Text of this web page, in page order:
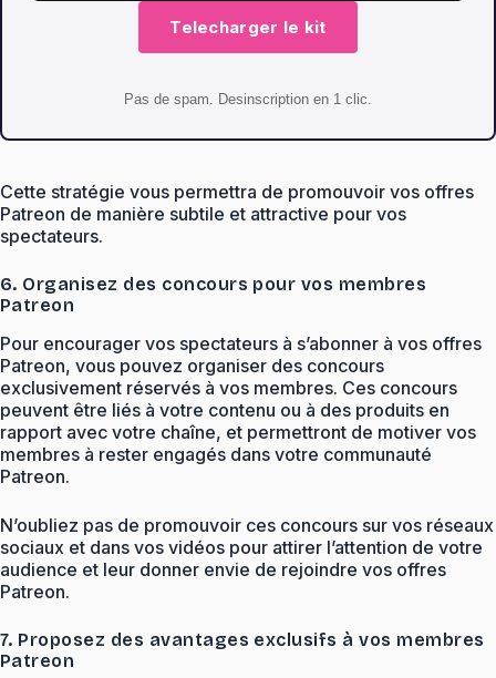
Telecharger le kit
Pas de spam. Desinscription en 1 clic.
Cette stratégie vous permettra de promouvoir vos offres
Patreon de manière subtile et attractive pour vos
spectateurs.
6. Organisez des concours pour vos membres
Patreon
Pour encourager vos spectateurs à s’abonner à vos offres
Patreon, vous pouvez organiser des concours
exclusivement réservés à vos membres. Ces concours
peuvent être liés à votre contenu ou à des produits en
rapport avec votre chaîne, et permettront de motiver vos
membres à rester engagés dans votre communauté
Patreon.
N’oubliez pas de promouvoir ces concours sur vos réseaux
sociaux et dans vos vidéos pour attirer l’attention de votre
audience et leur donner envie de rejoindre vos offres
Patreon.
7. Proposez des avantages exclusifs à vos membres
Patreon